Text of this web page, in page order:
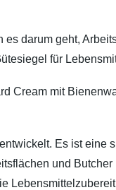
darum geht,
für
Cream mit
Es ist
und